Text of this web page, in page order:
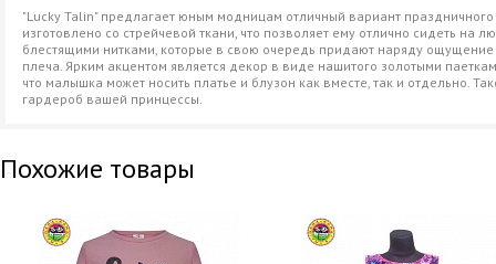
"Lucky Talin" предлагает юным модницам отличный вариант
изготовлено со стрейчевой ткани, что позволяет ему отлично сидеть
блестящими нитками, которые в свою очередь придают наряду
плеча. Ярким акцентом является декор в виде нашитого золотыми
что малышка может носить платье и блузон как вместе, так и отдельно.
гардероб вашей принцессы.
Похожие товары